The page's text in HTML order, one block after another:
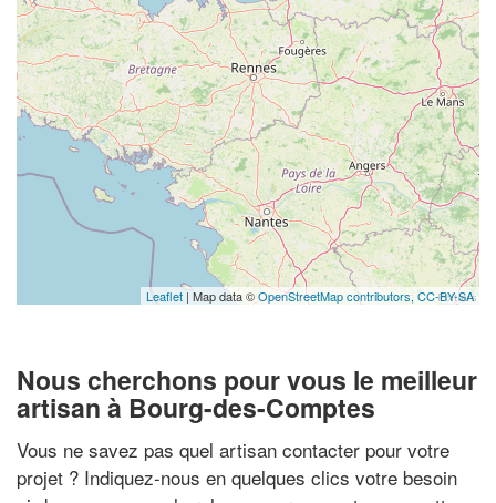
Leaflet | Map data ©OpenStreetMap contributors, CC-BY-SA
Nous cherchons pour vous le meilleur
artisan à Bourg-des-Comptes
Vous ne savez pas quel artisan contacter pour votre
projet ? Indiquez-nous en quelques clics votre besoin